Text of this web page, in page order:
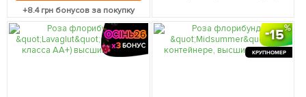
+8.4грн бонусов за покупку
15
КРУПНОМЕР